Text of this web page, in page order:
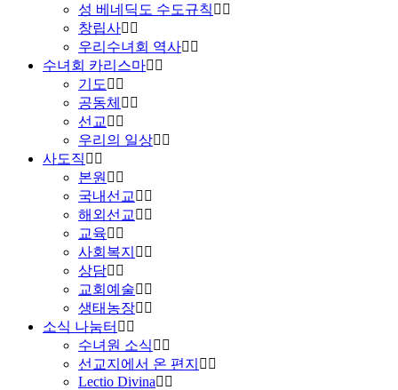
성 베네딕도 수도규칙
창립사
우리수녀회 역사
수녀회 카리스마
기도
공동체
선교
우리의 일상
사도직
본원
국내선교
해외선교
교육
사회복지
상담
교회예술
생태농장
소식 나눔터
수녀원 소식
선교지에서 온 편지
Lectio Divina